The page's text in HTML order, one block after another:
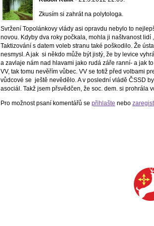
Zkusím si zahrát na polytologa.
Svržení Topolánkovy vlády asi opravdu nebylo to
novou. Kdyby dva roky počkala, mohla ji naštvanost
Taktizování s datem voleb stranu také poškodilo. Že
nesmysl. A jak si někdo může být jistý, že by levice
a zavlaje nám nad hlavami jako rudá záře ranní- a jak
VV, tak tomu nevěřím vůbec. VV se totiž před volbami
vůdcové se ještě nevědělo. A v poslední vládě ČSSD
asociál. Takž jsem přsvědčen, že soc. dem. si prohrála
Pro možnost psaní komentářů se přihlašte nebo